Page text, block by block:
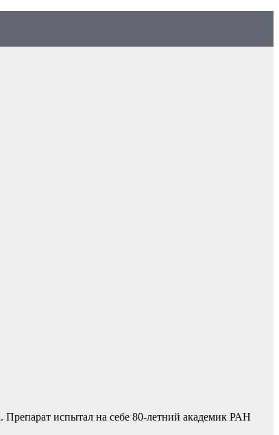
испытал на себе 80-летний академик РАН